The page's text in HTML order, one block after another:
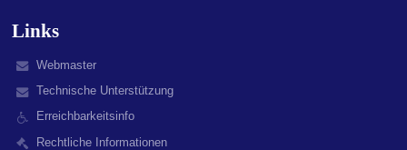
Links
Webmaster
Technische Unterstützung
Erreichbarkeitsinfo
Rechtliche Informationen